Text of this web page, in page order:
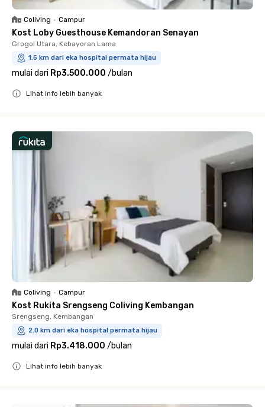
Coliving • Campur
Kost Loby Guesthouse Kemandoran Senayan
Grogol Utara, Kebayoran Lama
1.5 km dari eka hospital permata hijau
mulai dari Rp3.500.000 /bulan
Lihat info lebih banyak
Coliving • Campur
Kost Rukita Srengseng Coliving Kembangan
Srengseng, Kembangan
2.0 km dari eka hospital permata hijau
mulai dari Rp3.418.000 /bulan
Lihat info lebih banyak